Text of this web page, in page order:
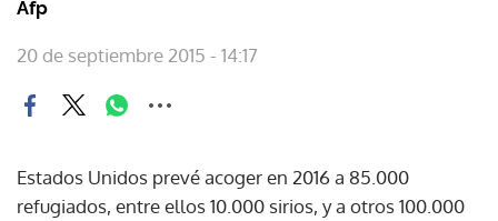
Afp
20 de septiembre 2015 - 14:17
Estados Unidos prevé acoger en 2016 a 85.000
refugiados, entre ellos 10.000 sirios, y a otros 100.000